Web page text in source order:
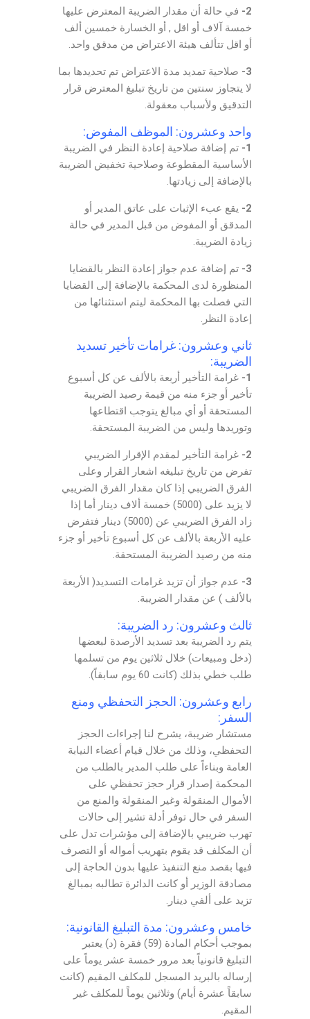
2-
في حالة أن مقدار الضريبة المعترض عليها
خمسة آلاف أو اقل , أو الخسارة خمسين ألف
أو اقل تتألف هيئة الاعتراض من مدقق واحد.
3-
صلاحية تمديد مدة الاعتراض تم تحديدها بما
لا يتجاوز سنتين من تاريخ تبليغ المعترض قرار
التدقيق ولأسباب معقولة.
واحد وعشرون: الموظف المفوض:
1-
تم إضافة صلاحية إعادة النظر في الضريبة
الأساسية المقطوعة وصلاحية تخفيض الضريبة
بالإضافة إلى زيادتها.
2-
يقع عبء الإثبات على عاتق المدير أو
المدقق أو المفوض من قبل المدير في حالة
زيادة الضريبة.
3-
تم إضافة عدم جواز إعادة النظر بالقضايا
المنظورة لدى المحكمة بالإضافة إلى القضايا
التي فصلت بها المحكمة ليتم استثنائها من
إعادة النظر.
ثاني وعشرون: غرامات تأخير تسديد
الضريبة:
1-
غرامة التأخير أربعة بالألف عن كل أسبوع
تأخير أو جزء منه من قيمة رصيد الضريبة
المستحقة أو أي مبالغ يتوجب اقتطاعها
وتوريدها وليس من الضريبة المستحقة.
2-
غرامة التأخير لمقدم الإقرار الضريبي
تفرض من تاريخ تبليغه اشعار القرار وعلى
الفرق الضريبي إذا كان مقدار الفرق الضريبي
لا يزيد على (5000) خمسة ألاف دينار أما إذا
زاد الفرق الضريبي عن (5000) دينار فتفرض
عليه الأربعة بالألف عن كل أسبوع تأخير أو جزء
منه من رصيد الضريبة المستحقة.
3-
عدم جواز أن تزيد غرامات التسديد( الأربعة
بالألف ) عن مقدار الضريبة.
ثالث وعشرون: رد الضريبة:
يتم رد الضريبة بعد تسديد الأرصدة لبعضها
(دخل ومبيعات) خلال ثلاثين يوم من تسلمها
طلب خطي بذلك (كانت 60 يوم سابقاً).
رابع وعشرون: الحجز التحفظي ومنع
السفر:
مستشار ضريبة، يشرح لنا إجراءات الحجز
التحفظي، وذلك من خلال قيام أعضاء النيابة
العامة وبناءاً على طلب المدير بالطلب من
المحكمة إصدار قرار حجز تحفظي على
الأموال المنقولة وغير المنقولة والمنع من
السفر في حال توفر أدلة تشير إلى حالات
تهرب ضريبي بالإضافة إلى مؤشرات تدل على
أن المكلف قد يقوم بتهريب أمواله أو التصرف
فيها بقصد منع التنفيذ عليها بدون الحاجة إلى
مصادقة الوزير أو كانت الدائرة تطالبه بمبالغ
تزيد على ألفي دينار.
خامس وعشرون: مدة التبليغ القانونية:
بموجب أحكام المادة (59) فقرة (د) يعتبر
التبليغ قانونياً بعد مرور خمسة عشر يوماً على
إرساله بالبريد المسجل للمكلف المقيم (كانت
سابقاً عشرة أيام) وثلاثين يوماً للمكلف غير
المقيم.